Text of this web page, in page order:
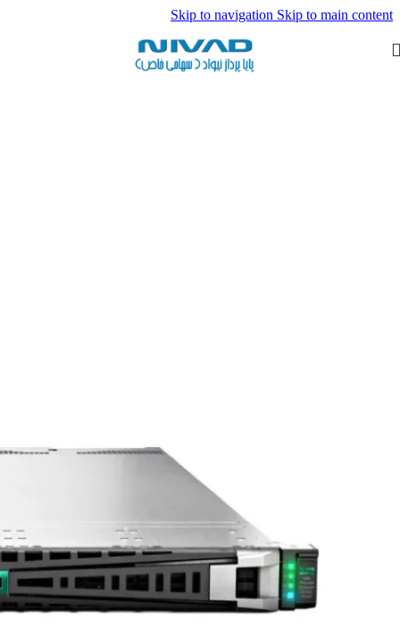
Skip to navigation Skip to main content